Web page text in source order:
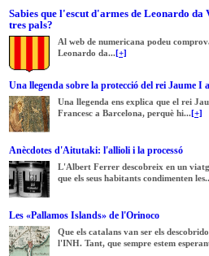
Sabies que l'escut d'armes de Leonardo da
tres pals?
Al web de numericana podeu
Leonardo da...[+]
Una llegenda sobre la protecció del rei Jaume I
Una llegenda ens explica que el rei
Francesc a Barcelona, perquè hi...[+]
Anècdotes d'Aitutaki: l'allioli i la processó
L'Albert Ferrer descobreix en un
que els seus habitants condimenten
Les «Pallamos Islands» de l'Orinoco
Que els catalans van ser els
l'INH. Tant, que sempre estem